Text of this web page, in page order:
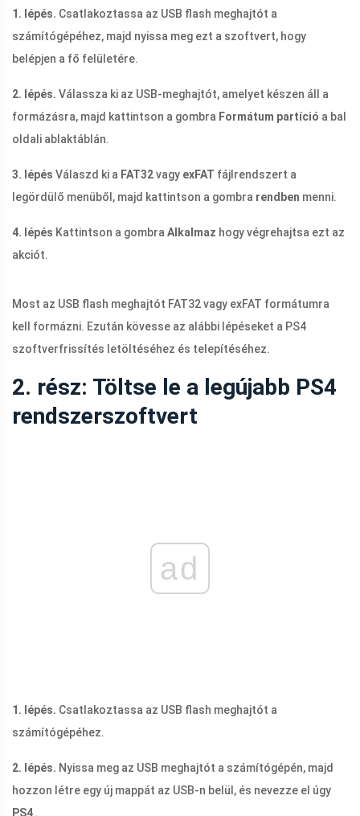
1. lépés. Csatlakoztassa az USB flash meghajtót a
számítógépéhez, majd nyissa meg ezt a szoftvert, hogy
belépjen a fő felületére.
2. lépés. Válassza ki az USB-meghajtót, amelyet készen áll a
formázásra, majd kattintson a gombra Formátum partíció a bal
oldali ablaktáblán.
3. lépés Válaszd ki a FAT32vagy exFAT fájlrendszert a
legördülő menüből, majd kattintson a gombra rendben menni.
4. lépés Kattintson a gombra Alkalmaz hogy végrehajtsa ezt az
akciót.
Most az USB flash meghajtót FAT32 vagy exFAT formátumra
kell formázni. Ezután kövesse az alábbi lépéseket a PS4
szoftverfrissítés letöltéséhez és telepítéséhez.
2. rész: Töltse le a legújabb PS4
rendszerszoftvert
ad
1. lépés. Csatlakoztassa az USB flash meghajtót a
számítógépéhez.
2. lépés. Nyissa meg az USB meghajtót a számítógépén, majd
hozzon létre egy új mappát az USB-n belül, és nevezze el úgy
PS4 .